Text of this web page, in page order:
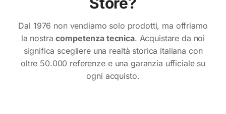
Dal 1976 non vendiamo solo prodotti, ma offriamo
la nostracompetenza tecnica. Acquistare da noi
significa scegliere una realtà storica italiana con
oltre 50.000 referenze e una garanzia ufficiale su
ogni acquisto.